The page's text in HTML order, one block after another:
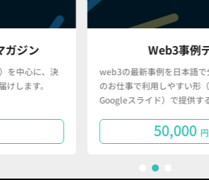
決
Web3事例データベ
web3の最新事例を日本語で分かりや
のお仕事で利用しやすい形（Googleス
Googleスライド）で提供するサービス
円/月で購読